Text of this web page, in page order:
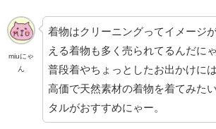
miuにゃ
ん
着物はクリーニングってイメージ
える着物も多く売られてるんだにゃ
普段着やちょっとしたお出かけに
高価で天然素材の着物を着てみた
タルがおすすめにゃー。